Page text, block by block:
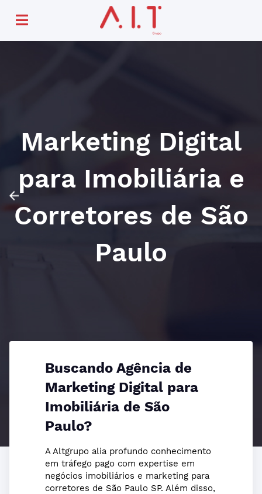
Marketing Digital
para Imobiliária e
Corretores de São
Paulo
Buscando Agência de
Marketing Digital para
Imobiliária de São
Paulo?
A Altgrupo alia profundo conhecimento
em tráfego pago com expertise em
negócios imobiliários e marketing para
corretores de São Paulo SP. Além disso,